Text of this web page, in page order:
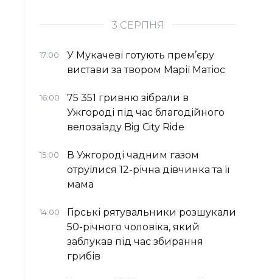
3 СЕРПНЯ
17:00
У Мукачеві готують прем’єру
вистави за твором Марії Матіос
16:00
75 351 гривню зібрали в
Ужгороді під час благодійного
велозаїзду Big Сity Ride
15:00
В Ужгороді чадним газом
отруїлися 12-річна дівчинка та її
мама
14:00
Гірські рятувальники розшукали
50-річного чоловіка, який
заблукав під час збирання
грибів